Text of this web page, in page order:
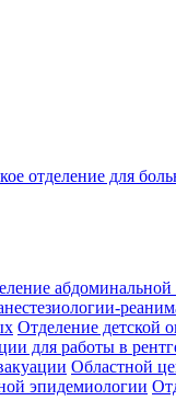
отделение для
абдоминальной
Отделение детской
для работы в
Областной
эпидемиологии